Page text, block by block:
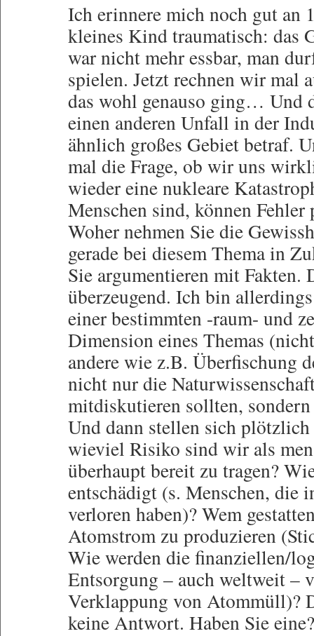
Ich erinnere mich noch gut an
kleines Kind traumatisch: das
war nicht mehr essbar, man
spielen. Jetzt rechnen wir mal
das wohl genauso ging… Und
einen anderen Unfall in der
ähnlich großes Gebiet betraf.
mal die Frage, ob wir uns
wieder eine nukleare
Menschen sind, können Fehler
Woher nehmen Sie die
gerade bei diesem Thema in
Sie argumentieren mit
überzeugend. Ich bin
einer bestimmten -raum- und
Dimension eines Themas
andere wie z.B. Überfischung
nicht nur die
mitdiskutieren sollten,
Und dann stellen sich plötzlich
wieviel Risiko sind wir als
überhaupt bereit zu tragen?
entschädigt (s. Menschen, die
verloren haben)? Wem
Atomstrom zu produzieren
Wie werden die finanziellen/
Entsorgung – auch weltweit –
Verklappung von Atommüll)?
keine Antwort. Haben Sie eine?